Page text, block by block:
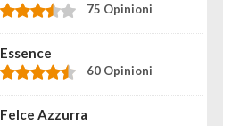
75 Opinioni
Essence
60 Opinioni
Felce Azzurra